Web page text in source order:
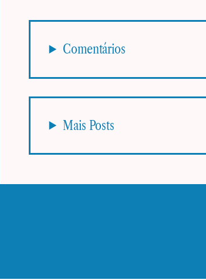
Comentários
Mais Posts